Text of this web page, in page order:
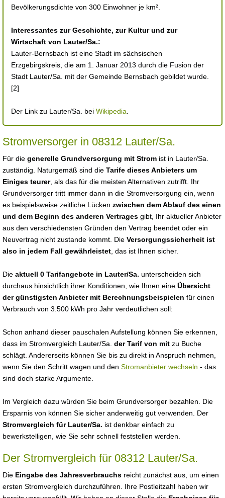
Bevölkerungsdichte von 300 Einwohner je km².
Interessantes zur Geschichte, zur Kultur und zur
Wirtschaft von Lauter/Sa.:
Lauter-Bernsbach ist eine Stadt im sächsischen
Erzgebirgskreis, die am 1. Januar 2013 durch die Fusion der
Stadt Lauter/Sa. mit der Gemeinde Bernsbach gebildet wurde.
[2]
Der Link zu Lauter/Sa. bei Wikipedia
Stromversorger in 08312 Lauter/Sa.
Für die generelle Grundversorgung mit Strom ist in Lauter/Sa.
zuständig. Naturgemäß sind die Tarife dieses Anbieters um
Einiges teurer, als das für die meisten Alternativen zutrifft. Ihr
Grundversorger tritt immer dann in die Stromversorgung ein, wenn
es beispielsweise zeitliche Lücken zwischen dem Ablauf des einen
und dem Beginn des anderen Vertrages gibt, Ihr aktueller Anbieter
aus den verschiedensten Gründen den Vertrag beendet oder ein
Neuvertrag nicht zustande kommt. Die Versorgungssicherheit ist
also in jedem Fall gewährleistet , das ist Ihnen sicher.
Die aktuell 0 Tarifangebote in Lauter/Sa. unterscheiden sich
durchaus hinsichtlich ihrer Konditionen, wie Ihnen eine Übersicht
der günstigsten Anbieter mit Berechnungsbeispielen für einen
Verbrauch von 3.500 kWh pro Jahr verdeutlichen soll:
Schon anhand dieser pauschalen Aufstellung können Sie erkennen,
dass im Stromvergleich Lauter/Sa. der Tarif von mit zu Buche
schlägt. Andererseits können Sie bis zu direkt in Anspruch nehmen,
wenn Sie den Schritt wagen und den Stromanbieter wechseln - das
sind doch starke Argumente.
Im Vergleich dazu würden Sie beim Grundversorger bezahlen. Die
Ersparnis von können Sie sicher anderweitig gut verwenden. Der
Stromvergleich für Lauter/Sa. ist denkbar einfach zu
bewerkstelligen, wie Sie sehr schnell feststellen werden.
Der Stromvergleich für 08312 Lauter/Sa.
Die Eingabe des Jahresverbrauchs reicht zunächst aus, um einen
ersten Stromvergleich durchzuführen. Ihre Postleitzahl haben wir